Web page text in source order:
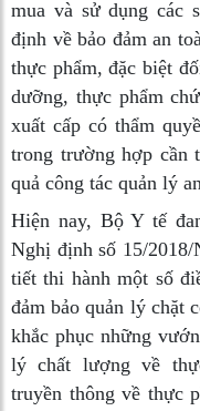
mua và sử dụng các
định về bảo đảm an
thực phẩm, đặc biệt
dưỡng, thực phẩm
xuất cấp có thẩm
trong trường hợp cần
quả công tác quản lý
Hiện nay, Bộ Y tế
Nghị định số 15/
tiết thi hành một số
đảm bảo quản lý chặt
khắc phục những
lý chất lượng về
truyền thông về thực